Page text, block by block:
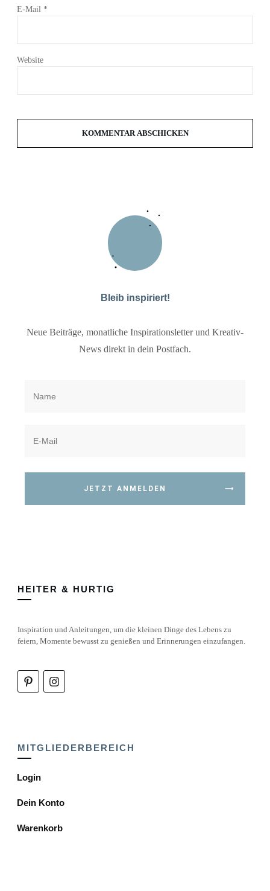
E-Mail *
Website
KOMMENTAR ABSCHICKEN
Bleib inspiriert!
Neue Beiträge, monatliche Inspirationsletter und Kreativ-
News direkt in dein Postfach.
JETZT ANMELDEN
HEITER & HURTIG
Inspiration und Anleitungen, um die kleinen Dinge des Lebens zu
feiern, Momente bewusst zu genießen und Erinnerungen einzufangen.
MITGLIEDERBEREICH
Login
Dein Konto
Warenkorb